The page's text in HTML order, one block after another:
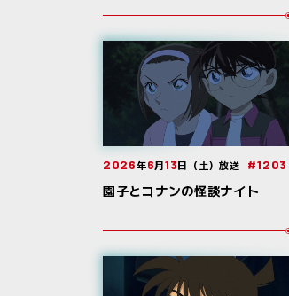
2026年6月13日（土）放送 #1203
園子とコナンの怪談ナイト